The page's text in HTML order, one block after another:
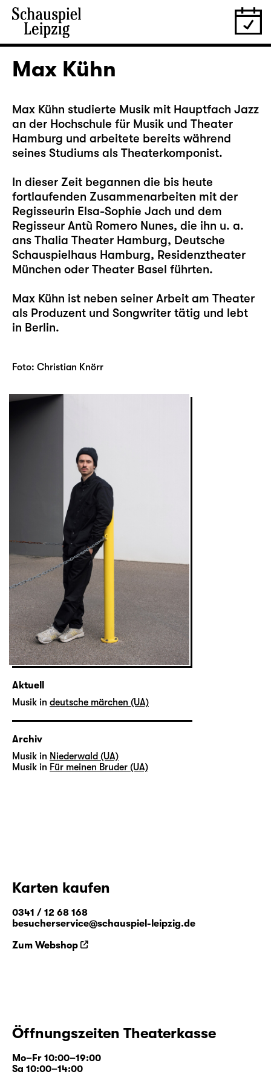
Max Kühn
Max Kühn studierte Musik mit Hauptfach Jazz
an der Hochschule für Musik und Theater
Hamburg und arbeitete bereits während
seines Studiums als Theaterkomponist.
In dieser Zeit begannen die bis heute
fortlaufenden Zusammenarbeiten mit der
Regisseurin Elsa-Sophie Jach und dem
Regisseur Antù Romero Nunes, die ihn u. a.
ans Thalia Theater Hamburg, Deutsche
Schauspielhaus Hamburg, Residenztheater
München oder Theater Basel führten.
Max Kühn ist neben seiner Arbeit am Theater
als Produzent und Songwriter tätig und lebt
in Berlin.
Foto: Christian Knörr
Aktuell
Musik in deutsche märchen (UA)
Archiv
Musik in Niederwald (UA)
Musik in Für meinen Bruder (UA)
Karten kaufen
0341 / 12 68 168
besucherservice@schauspiel-leipzig.de
Zum Webshop
Öffnungszeiten Theaterkasse
Mo–Fr 10:00–19:00
Sa 10:00–14:00